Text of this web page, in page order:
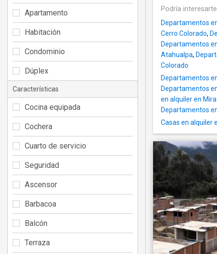
Podría
Departamentos
Cerro Colorado,
Departamentos
Atahualpa,
Colorado
Departamentos
Departamentos
en alquiler en
Departamentos
Casas en alquiler
Apartamento
Habitación
Condominio
Dúplex
Características
Cocina equipada
Cochera
Cuarto de servicio
Seguridad
Ascensor
Barbacoa
Balcón
Terraza